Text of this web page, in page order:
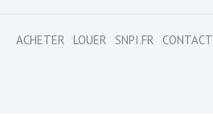
ACHETER LOUER SNPI.FR CONTACT